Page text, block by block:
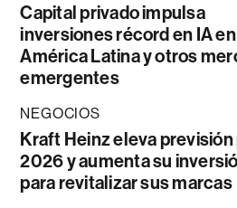
Capital privado impulsa
inversiones récord en IA en
América Latina y otros
emergentes
NEGOCIOS
Kraft Heinz eleva previsión
2026 y aumenta su
para revitalizar sus marcas